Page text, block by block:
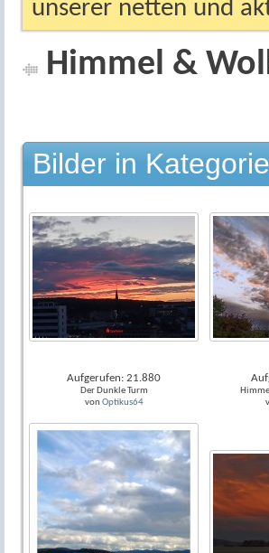
unserer netten und
Himmel &
Bilder in
Aufgerufen: 21.880
Der Dunkle Turm
von Optikus64